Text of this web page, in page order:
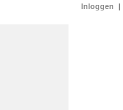
Inloggen |